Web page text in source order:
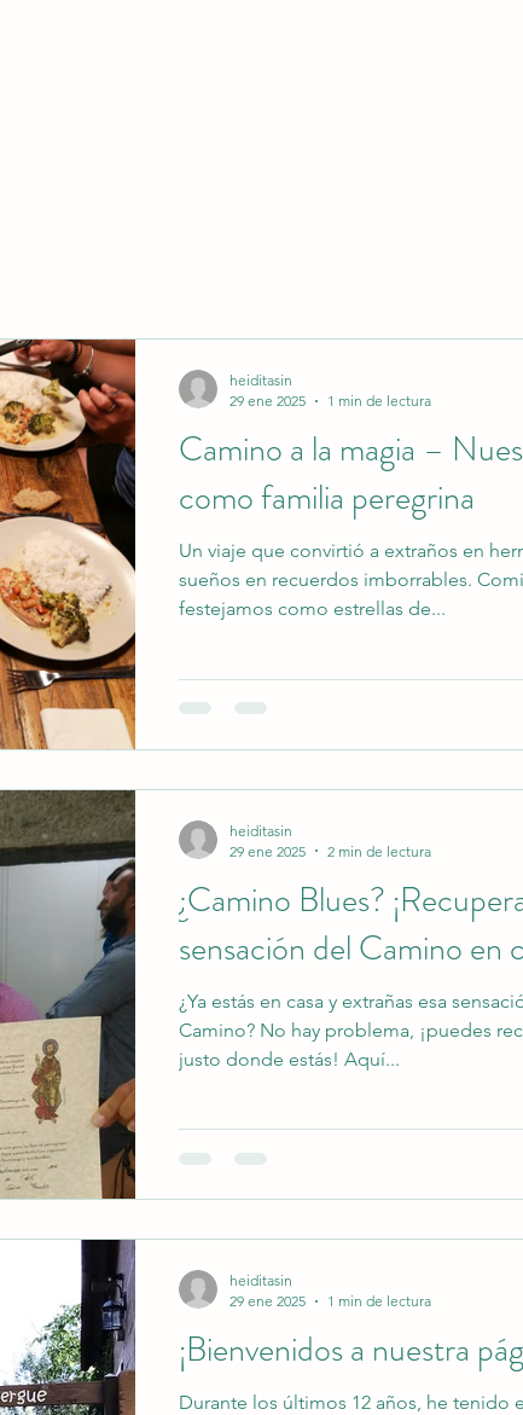
Camino a la magia –
como familia peregrina
Un viaje que convirtió a extraños en
sueños en recuerdos imborrables.
festejamos como estrellas de...
heiditasin
29 ene 2025
1 min de lectura
¿Camino Blues?
sensación del Camino en
¿Ya estás en casa y extrañas esa
Camino? No hay problema, ¡puedes
justo donde estás! Aquí...
heiditasin
29 ene 2025
2 min de lectura
¡Bienvenidos a nuestra
Durante los últimos 12 años, he tenido
heiditasin
29 ene 2025
1 min de lectura